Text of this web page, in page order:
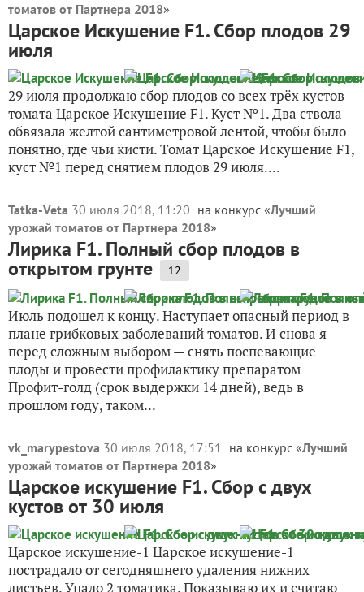
томатов от Партнера 2018»
Царское Искушение F1. Сбор плодов 29
июля
29 июля продолжаю сбор плодов со всех трёх кустов
томата Царское Искушение F1. Куст №1. Два ствола
обвязала желтой сантиметровой лентой, чтобы было
понятно, где чьи кисти. Томат Царское Искушение F1,
куст №1 перед снятием плодов 29 июля....
Tatka-Veta 30 июля 2018, 11:20 на конкурс «Лучший
урожай томатов от Партнера 2018»
Лирика F1. Полный сбор плодов в
открытом грунте 12
Июль подошел к концу. Наступает опасный период в
плане грибковых заболеваний томатов. И снова я
перед сложным выбором — снять поспевающие
плоды и провести профилактику препаратом
Профит-голд (срок выдержки 14 дней), ведь в
прошлом году, таком...
vk_marypestova 30 июля 2018, 17:51 на конкурс «Лучший
урожай томатов от Партнера 2018»
Царское искушение F1. Сбор с двух
кустов от 30 июля
Царское искушение-1 Царское искушение-1
пострадало от сегодняшнего удаления нижних
листьев. Упало 2 томатика. Показываю их и считаю